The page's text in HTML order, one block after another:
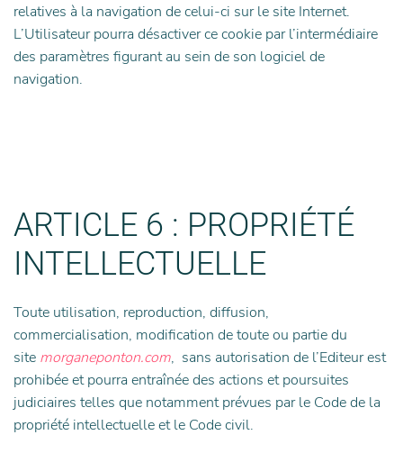
relatives à la navigation de celui-ci sur le site Internet.
L’Utilisateur pourra désactiver ce cookie par l’intermédiaire
des paramètres figurant au sein de son logiciel de
navigation.
ARTICLE 6 : PROPRIÉTÉ
INTELLECTUELLE
Toute utilisation, reproduction, diffusion,
commercialisation, modification de toute ou partie du
site morganeponton.com, sans autorisation de l’Editeur est
prohibée et pourra entraînée des actions et poursuites
judiciaires telles que notamment prévues par le Code de la
propriété intellectuelle et le Code civil.